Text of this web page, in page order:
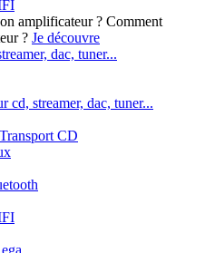
Comment
? Je découvre
dac, tuner...
cd, streamer, dac, tuner...
CD